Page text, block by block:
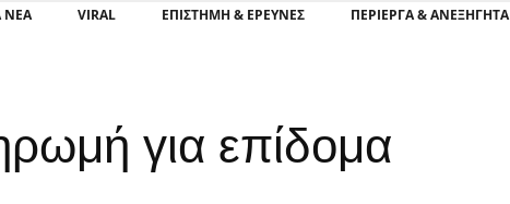
ΝΕΑ VIRAL ΕΠΙΣΤΉΜΗ & ΈΡΕΥΝΕΣ ΠΕΡΊΕΡΓΑ & ΑΝΕΞΉΓΗΤΑ
για επίδομα